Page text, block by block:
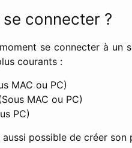
connecter ?
se connecter à un
courants :
MAC ou PC)
MAC ou PC)
PC)
possible de créer son